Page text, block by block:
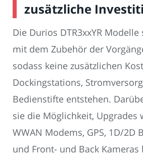
zusätzliche
Die Durios DTR3xxYR
mit dem Zubehör der
sodass keine zusätzlichen
Dockingstations,
Bedienstifte entstehen.
sie die Möglichkeit, Upgrades
WWAN Modems, GPS, 1D/2D
und Front- und Back Kameras